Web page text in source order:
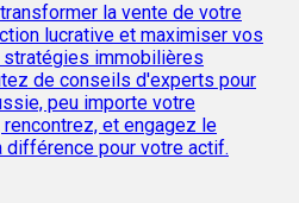
la vente de votre
lucrative et maximiser vos
immobilières
de conseils d'experts pour
peu importe votre
et engagez le
pour votre actif.